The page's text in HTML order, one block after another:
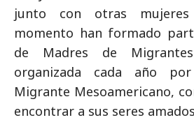
junto con otras
momento han formado
de Madres de Migrantes
organizada cada año
Migrante Mesoamericano,
encontrar a sus seres